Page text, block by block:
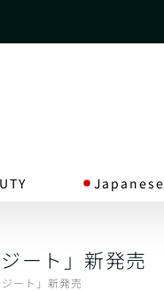
Japanese
ート」新発売
ート」新発売